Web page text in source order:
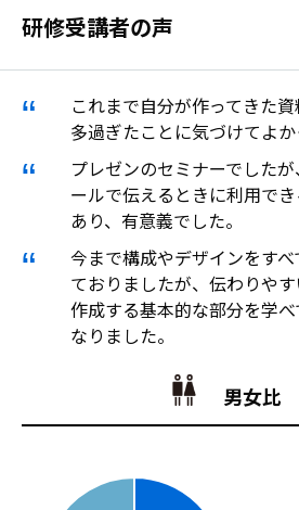
研修受講者の声
これまで自分が作ってきた
多過ぎたことに気づけてよか
プレゼンのセミナーでした
ールで伝えるときに利用で
あり、有意義でした。
今まで構成やデザインをすべ
ておりましたが、伝わりや
作成する基本的な部分を学
なりました。
男女比